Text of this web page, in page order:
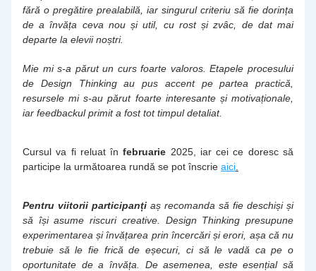
fără o pregătire prealabilă, iar singurul criteriu să fie dorința
de a învăța ceva nou și util, cu rost și zvâc, de dat mai
departe la elevii noștri.
Mie mi s-a părut un curs foarte valoros. Etapele procesului
de Design Thinking au pus accent pe partea practică,
resursele mi s-au părut foarte interesante și motivaționale,
iar feedbackul primit a fost tot timpul detaliat.
Cursul va fi reluat în februarie 2025, iar cei ce doresc să
participe la următoarea rundă se pot înscrie aici
Pentru viitorii participanți aș recomanda să fie deschiși și
să își asume riscuri creative. Design Thinking presupune
experimentarea și învățarea prin încercări și erori, așa că nu
trebuie să le fie frică de eșecuri, ci să le vadă ca pe o
oportunitate de a învăța. De asemenea, este esențial să